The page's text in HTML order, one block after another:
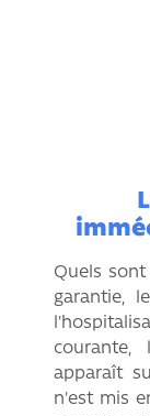
Quels
garantie,
apparaît
n'est mis